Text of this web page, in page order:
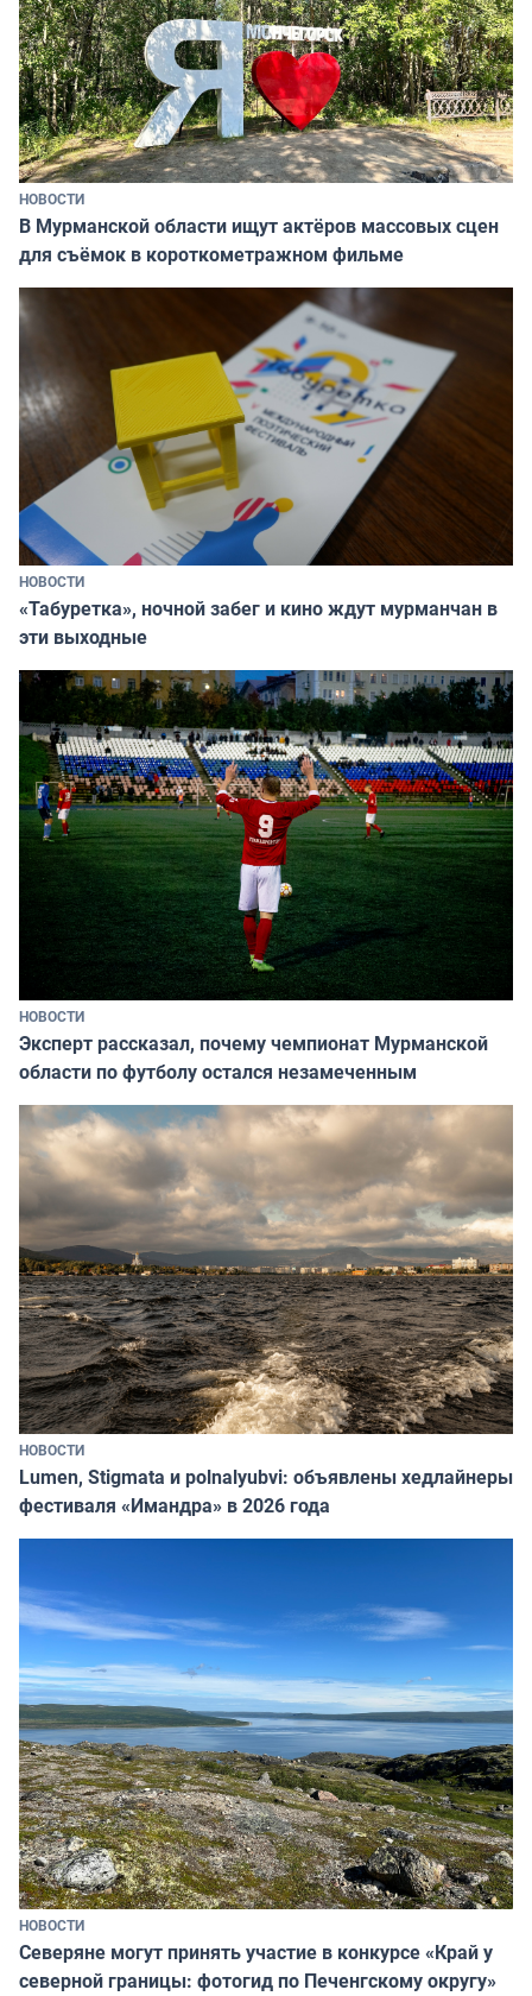
НОВОСТИ
В Мурманской области ищут актёров массовых сцен
для съёмок в короткометражном фильме
НОВОСТИ
«Табуретка», ночной забег и кино ждут мурманчан в
эти выходные
НОВОСТИ
Эксперт рассказал, почему чемпионат Мурманской
области по футболу остался незамеченным
НОВОСТИ
Lumen, Stigmata и polnalyubvi: объявлены хедлайнеры
фестиваля «Имандра» в 2026 года
НОВОСТИ
Северяне могут принять участие в конкурсе «Край у
северной границы: фотогид по Печенгскому округу»